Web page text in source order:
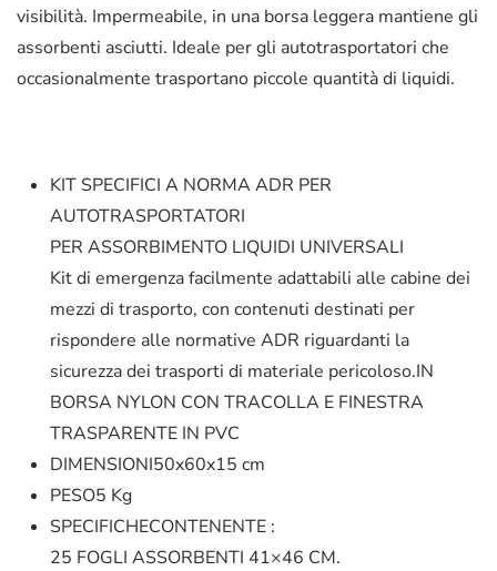
visibilità. Impermeabile, in una borsa leggera mantiene gli
assorbenti asciutti. Ideale per gli autotrasportatori che
occasionalmente trasportano piccole quantità di liquidi.
KIT SPECIFICI A NORMA ADR PER
AUTOTRASPORTATORI
PER ASSORBIMENTO LIQUIDI UNIVERSALI
Kit di emergenza facilmente adattabili alle cabine dei
mezzi di trasporto, con contenuti destinati per
rispondere alle normative ADR riguardanti la
sicurezza dei trasporti di materiale pericoloso.IN
BORSA NYLON CON TRACOLLA E FINESTRA
TRASPARENTE IN PVC
DIMENSIONI50x60x15 cm
PESO5 Kg
SPECIFICHECONTENENTE :
25 FOGLI ASSORBENTI 41×46 CM.